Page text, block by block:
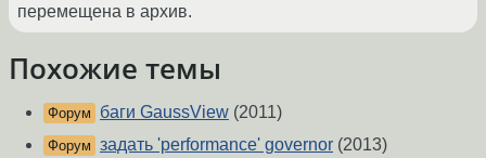
перемещена в архив.
Похожие темы
Форум баги GaussView (2011)
Форум задать 'performance' governor (2013)